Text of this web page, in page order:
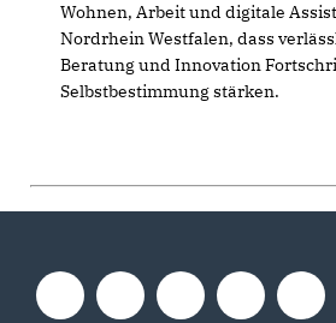
Wohnen, Arbeit und digitale
Nordrhein Westfalen, dass
Beratung und Innovation
Selbstbestimmung stärken.